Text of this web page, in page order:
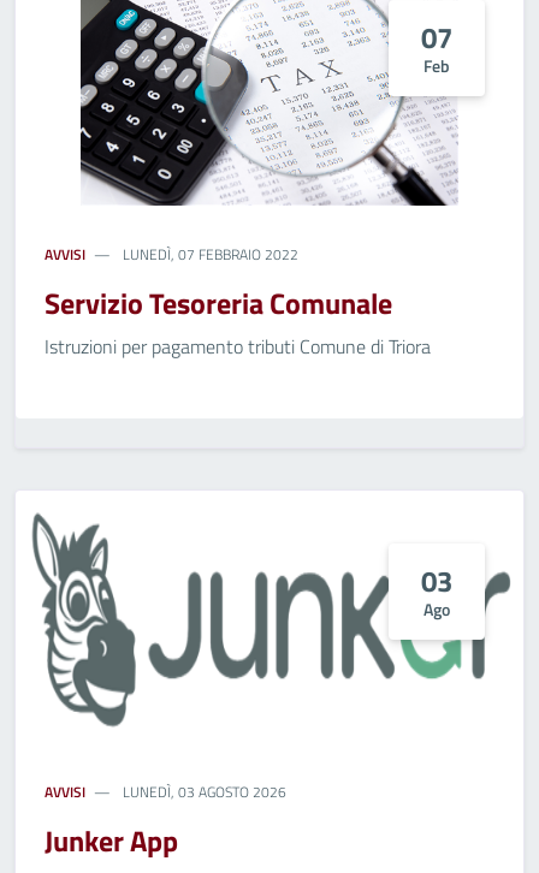
07
Feb
AVVISI LUNEDÌ, 07 FEBBRAIO 2022
Servizio Tesoreria Comunale
Istruzioni per pagamento tributi Comune di Triora
03
Ago
AVVISI LUNEDÌ, 03 AGOSTO 2026
Junker App